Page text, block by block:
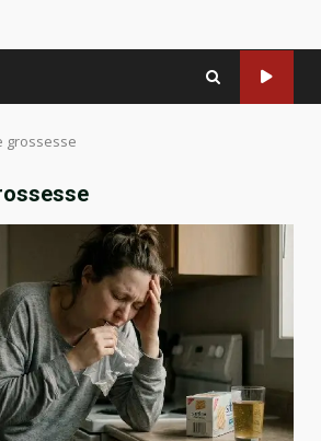
grossesse